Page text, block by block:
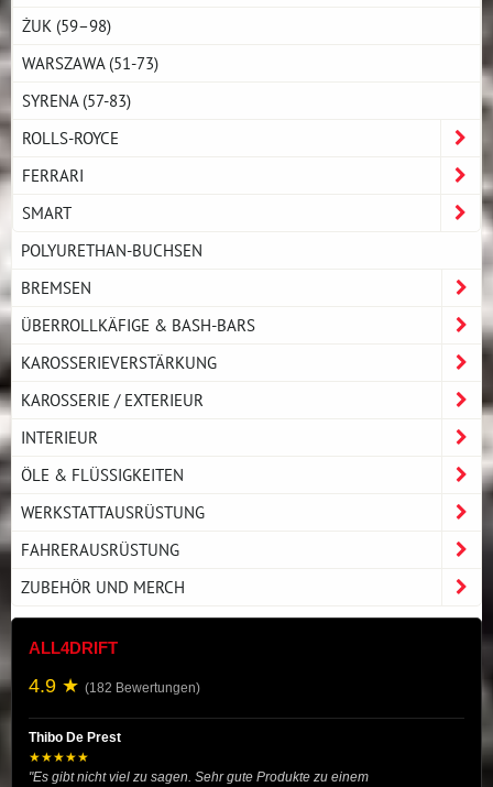
ŻUK (59–98)
WARSZAWA (51-73)
SYRENA (57-83)
ROLLS-ROYCE
FERRARI
SMART
POLYURETHAN-BUCHSEN
BREMSEN
ÜBERROLLKÄFIGE & BASH-BARS
KAROSSERIEVERSTÄRKUNG
KAROSSERIE / EXTERIEUR
INTERIEUR
ÖLE & FLÜSSIGKEITEN
WERKSTATTAUSRÜSTUNG
FAHRERAUSRÜSTUNG
ZUBEHÖR UND MERCH
ALL4DRIFT
4.9 ★ (182 Bewertungen)
Thibo De Prest
★★★★★
"Es gibt nicht viel zu sagen. Sehr gute Produkte zu einem